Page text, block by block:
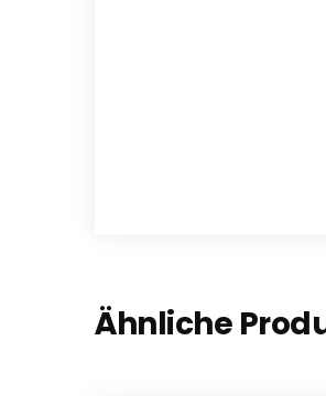
Ähnliche